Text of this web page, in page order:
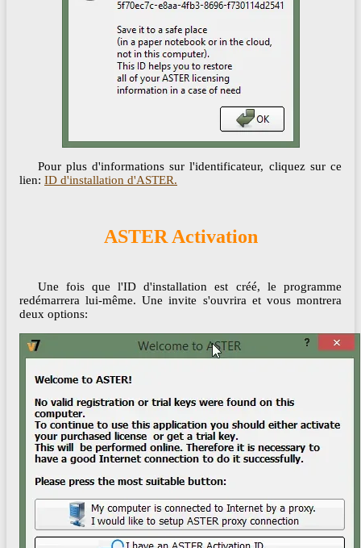
Pour plus d'informations sur l'identificateur, cliquez sur ce
lien: ID d'installation d'ASTER.
ASTER Activation
Une fois que l'ID d'installation est créé, le programme
redémarrera lui-même. Une invite s'ouvrira et vous montrera
deux options: